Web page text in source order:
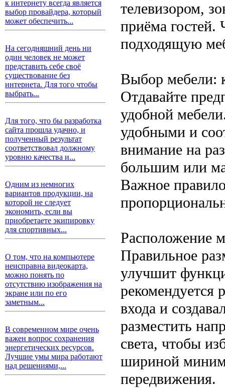
к интернету всегда является
выбор провайдера, который
может обеспечить...
На сегодняшний день ни
один человек не может
представить себе своё
существование без
интернета. Для того чтобы
выбрать...
Для того, что бы разработка
сайта прошла удачно, и
полученный результат
соответствовал должному
уровню качества и...
Одним из немногих
вариантов продукции, на
которой не следует
экономить, если вы
приобретаете экипировку
для спортивных...
О том, что на компьютере
неисправна видеокарта,
можно понять по
отсутствию изображения на
экране или по его
заметным...
В современном мире очень
важен вопрос сохранения
энергетических ресурсов.
Лучшие умы мира работают
над решениями,...
телевизором,
приёма гостей.
подходящую
Выбор мебели:
Отдавайте
удобной
удобными и
внимание на
большим или
Важное
Расположение
Правильное
улучшит
рекомендуется
входа и
разместить
света, чтобы
шириной
передвижения.